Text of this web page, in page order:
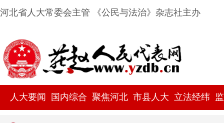
河北省人大常委会主管 《公民与法治》杂志社主办
人大要闻 国内综合 聚焦河北 市县人大 立法经纬